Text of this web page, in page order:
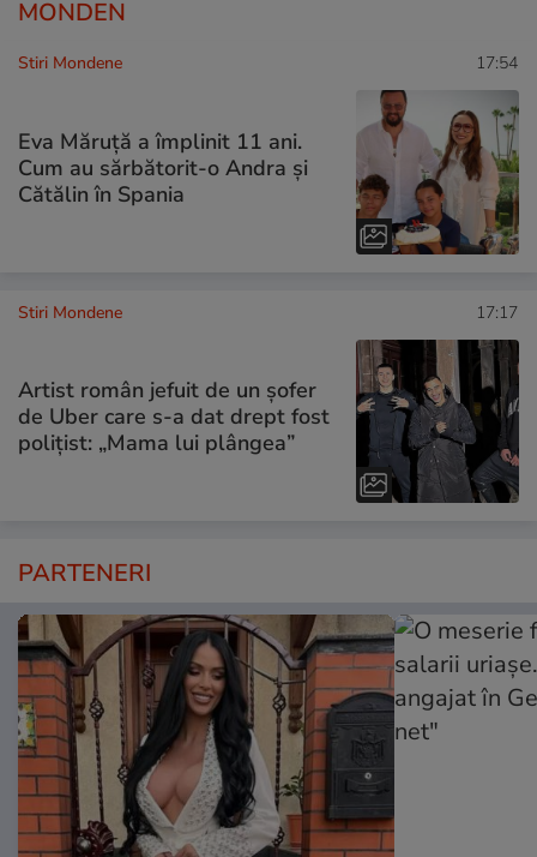
MONDEN
Stiri Mondene 17:54
Eva Măruță a împlinit 11 ani.
Cum au sărbătorit-o Andra și
Cătălin în Spania
Stiri Mondene 17:17
Artist român jefuit de un șofer
de Uber care s-a dat drept fost
polițist: „Mama lui plângea”
PARTENERI